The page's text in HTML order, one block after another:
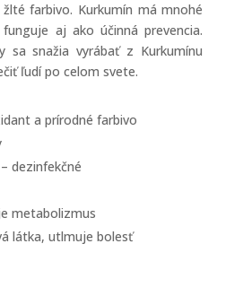
farbivo. Kurkumín má mnohé
aj ako účinná prevencia.
sa snažia vyrábať z Kurkumínu
ľudí po celom svete.
a prírodné farbivo
dezinfekčné
metabolizmus
látka, utlmuje bolesť